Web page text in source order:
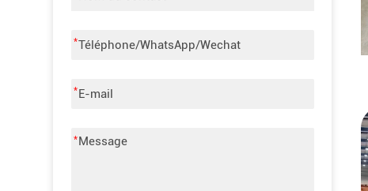
*
*
*